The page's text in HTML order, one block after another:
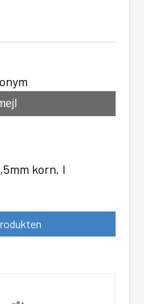
korn. I